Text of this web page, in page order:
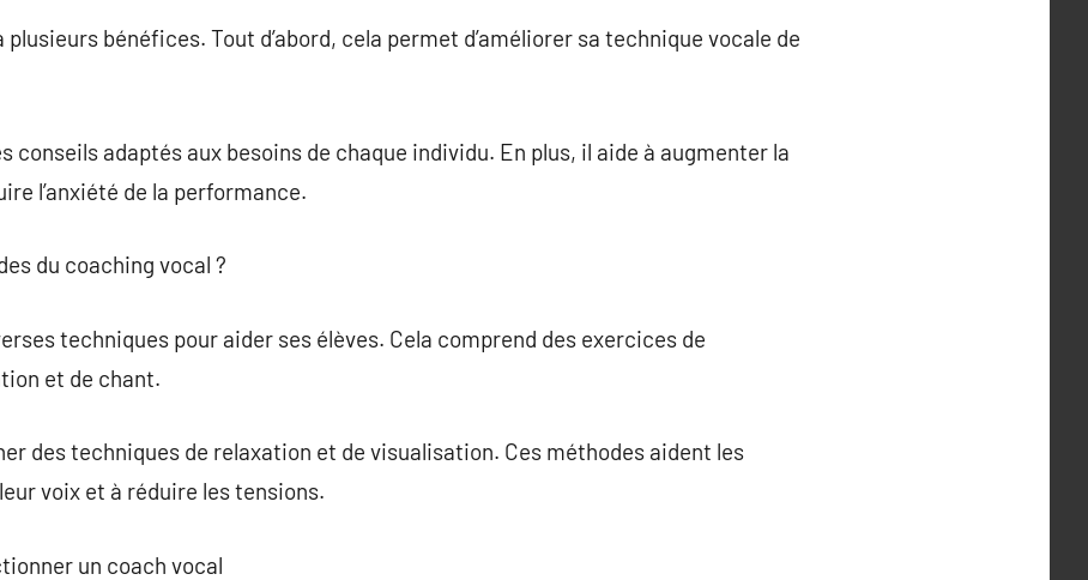
bénéfices. Tout d’abord, cela permet d’améliorer sa technique vocale de
conseils adaptés aux besoins de chaque individu. En plus, il aide à augmenter la
l’anxiété de la performance.
du coaching vocal ?
techniques pour aider ses élèves. Cela comprend des exercices de
et de chant.
des techniques de relaxation et de visualisation. Ces méthodes aident les
voix et à réduire les tensions.
un coach vocal